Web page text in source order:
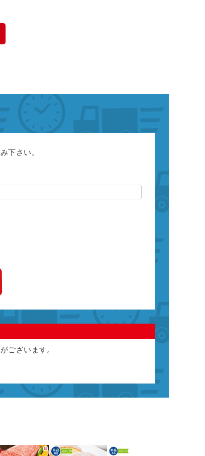
下さい。
ございます。